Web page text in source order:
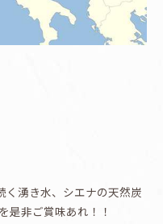
く湧き水、シエナの天然炭
是非ご賞味あれ！！